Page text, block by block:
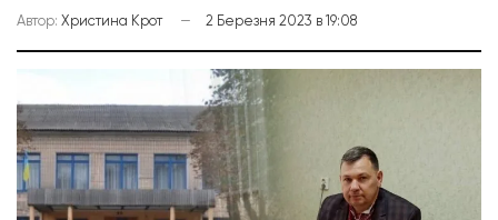
Автор: Христина Крот 2 Березня 2023 в 19:08